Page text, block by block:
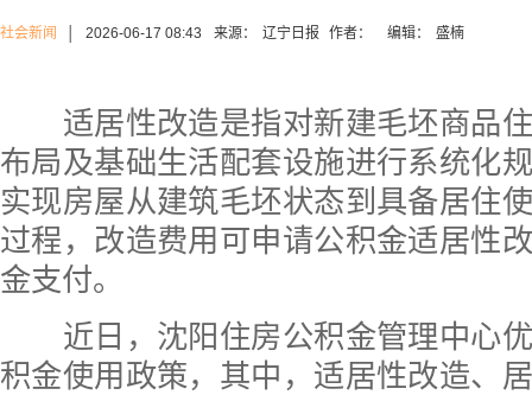
社会新闻 2026-06-17 08:43 来源： 辽宁日报 作者： 编辑： 盛楠
适居性改造是指对新建毛坯商品住
布局及基础生活配套设施进行系统化
实现房屋从建筑毛坯状态到具备居住
过程，改造费用可申请公积金适居性
金支付。
近日，沈阳住房公积金管理中心优
积金使用政策，其中，适居性改造、